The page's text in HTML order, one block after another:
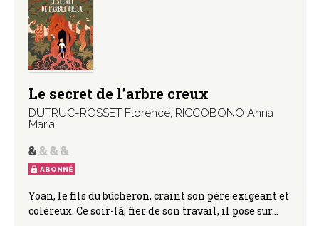
Le secret de l’arbre creux
DUTRUC-ROSSET Florence, RICCOBONO Anna
Maria
ABONNÉ
Yoan, le fils du bûcheron, craint son père exigeant et
coléreux. Ce soir-là, fier de son travail, il pose sur…